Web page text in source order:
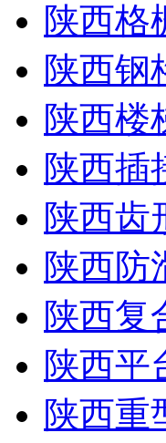
陕西格
陕西钢
陕西楼
陕西插
陕西齿
陕西防
陕西复
陕西平
陕西重